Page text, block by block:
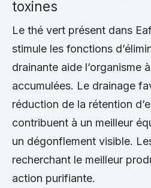
toxines
Le thé vert présent dans
stimule les fonctions
drainante aide l’organisme
accumulées. Le drainage
réduction de la rétention
contribuent à un meilleur
un dégonflement visible.
recherchant le meilleur
action purifiante.